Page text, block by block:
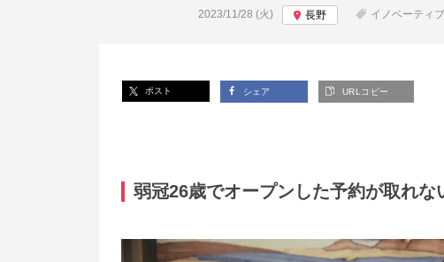
投稿日:
2023/11/28 (火) 長野 イノベーティブ
ポスト シェア URLコピー
弱冠26歳でオープンした予約が取れな